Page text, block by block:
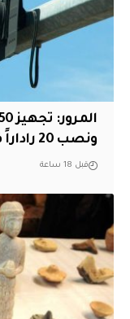
ونصب 20 راداراً في بغداد
قبل 18 ساعة